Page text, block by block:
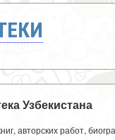
Узбекистана
авторских работ,